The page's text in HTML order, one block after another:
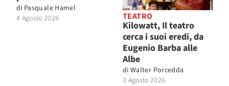
di Pasquale Hamel
4 Agosto 2026
TEATRO
Kilowatt, Il teatro
cerca i suoi eredi, da
Eugenio Barba alle
Albe
di Walter Porcedda
3 Agosto 2026